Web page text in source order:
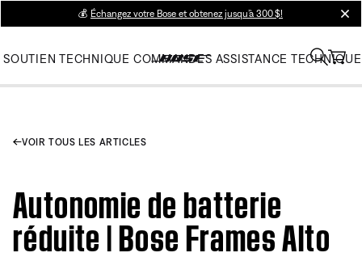
💰 Échangez votre Bose et obtenez jusqu’à 300 $!
SOUTIEN TECHNIQUE COMMANDES ASSISTANCE TECHNIQUE
VOIR TOUS LES ARTICLES
Autonomie de batterie
réduite | Bose Frames Alto